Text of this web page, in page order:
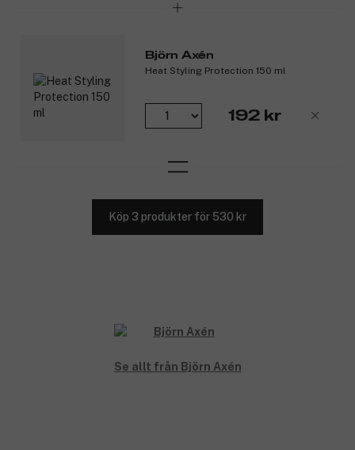
Björn Axén
Heat Styling Protection 150 ml
192 kr
Köp 3 produkter för 530 kr
Se allt från Björn Axén